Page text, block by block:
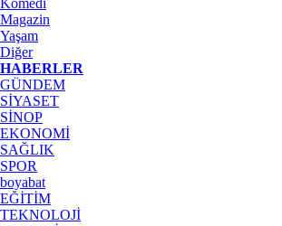
Komedi
Magazin
Yaşam
Diğer
HABERLER
GÜNDEM
SİYASET
SİNOP
EKONOMİ
SAĞLIK
SPOR
boyabat
EĞİTİM
TEKNOLOJİ